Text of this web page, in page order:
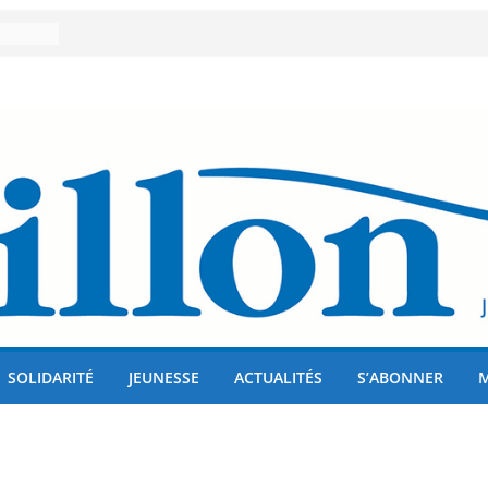
!
SOLIDARITÉ JEUNESSE ACTUALITÉS S’ABONNER